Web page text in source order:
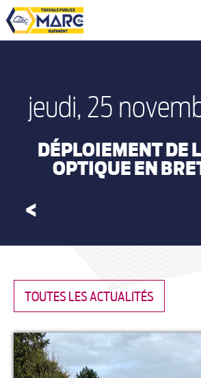
jeudi, 25
DÉPLOIEMENT DE
OPTIQUE EN
<
TOUTES LES ACTUALITÉS